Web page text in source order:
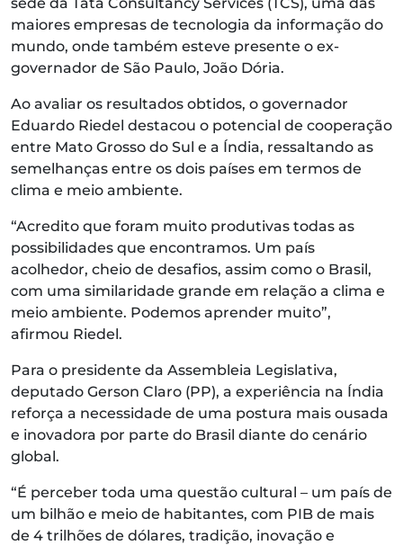
maiores empresas de tecnologia da informação do
mundo, onde também esteve presente o ex-
governador de São Paulo, João Dória.
Ao avaliar os resultados obtidos, o governador
Eduardo Riedel destacou o potencial de cooperação
entre Mato Grosso do Sul e a Índia, ressaltando as
semelhanças entre os dois países em termos de
clima e meio ambiente.
“Acredito que foram muito produtivas todas as
possibilidades que encontramos. Um país
acolhedor, cheio de desafios, assim como o Brasil,
com uma similaridade grande em relação a clima e
meio ambiente. Podemos aprender muito”,
afirmou Riedel.
Para o presidente da Assembleia Legislativa,
deputado Gerson Claro (PP), a experiência na Índia
reforça a necessidade de uma postura mais ousada
e inovadora por parte do Brasil diante do cenário
global.
“É perceber toda uma questão cultural – um país de
um bilhão e meio de habitantes, com PIB de mais
de 4 trilhões de dólares, tradição, inovação e